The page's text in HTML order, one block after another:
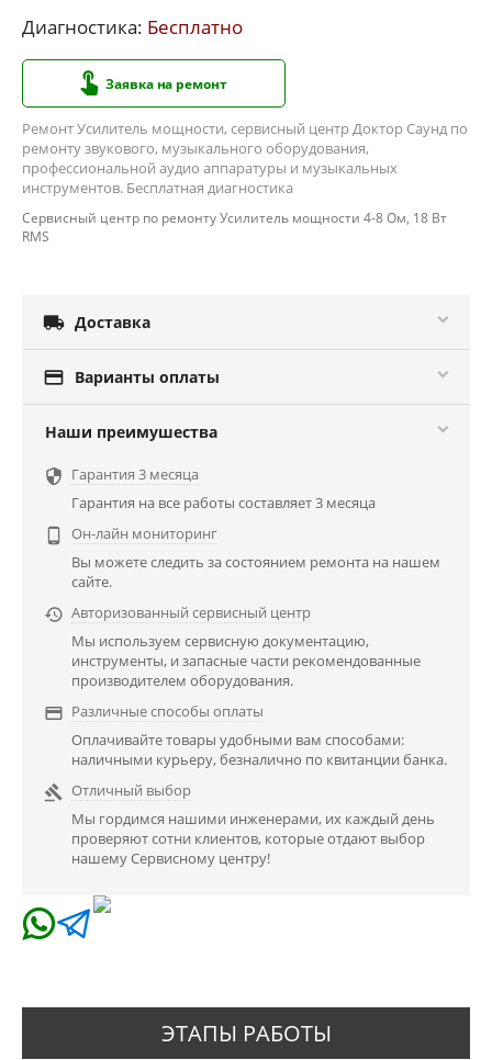
Диагностика: Бесплатно
Заявка на ремонт
Ремонт Усилитель мощности, сервисный центр Доктор Саунд по
ремонту звукового, музыкального оборудования,
профессиональной аудио аппаратуры и музыкальных
инструментов. Бесплатная диагностика
Сервисный центр по ремонту Усилитель мощности 4-8 Ом, 18 Вт
RMS
 Доставка
 Варианты оплаты
Наши преимушества
 Гарантия 3 месяца
Гарантия на все работы составляет 3 месяца

Он-лайн мониторинг
Вы можете следить за состоянием ремонта на нашем
сайте.
 Авторизованный сервисный центр
Мы используем сервисную документацию,
инструменты, и запасные части рекомендованные
производителем оборудования.
 Различные способы оплаты
Оплачивайте товары удобными вам способами:
наличными курьеру, безналично по квитанции банка.
 Отличный выбор
Мы гордимся нашими инженерами, их каждый день
проверяют сотни клиентов, которые отдают выбор
нашему Сервисному центру!
ЭТАПЫ РАБОТЫ